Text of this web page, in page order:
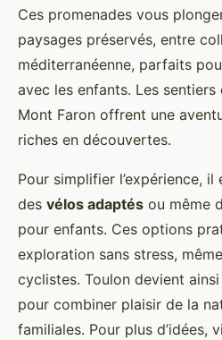
Ces promenades vous
paysages préservés, entre
méditerranéenne, parfaits
avec les enfants. Les
Mont Faron offrent une
riches en découvertes.
Pour simplifier l’expérience,
des vélos adaptés ou même
pour enfants. Ces options
exploration sans stress,
cyclistes. Toulon devient
pour combiner plaisir de la
familiales. Pour plus d’idées,